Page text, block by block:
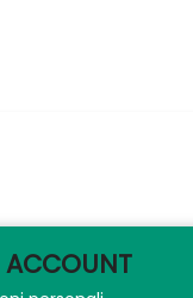
ACCOUNT